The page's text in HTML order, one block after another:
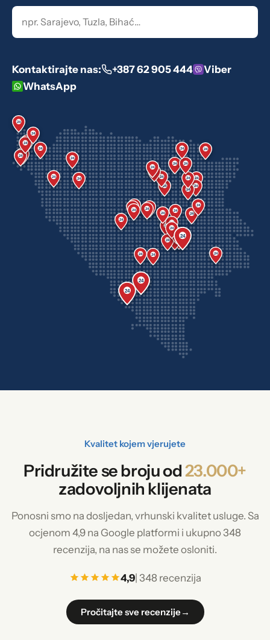
Kontaktirajte nas: +387 62 905 444
Viber
WhatsApp
Kvalitet kojem vjerujete
Pridružite se broju od23.000+
zadovoljnih klijenata
Ponosni smo na dosljedan, vrhunski kvalitet usluge. Sa
ocjenom 4,9 na Google platformi i ukupno 348
recenzija, na nas se možete osloniti.
4,9| 348 recenzija
Pročitajte sve recenzije →